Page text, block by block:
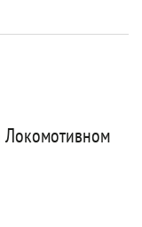
Локомотивном